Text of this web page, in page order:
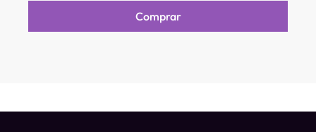
Comprar